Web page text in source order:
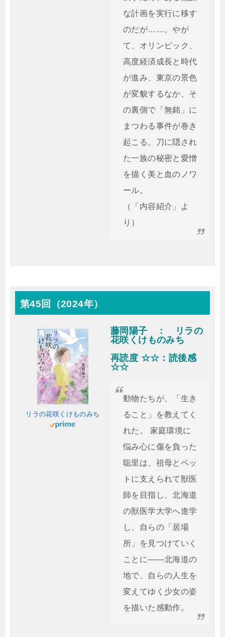
な計画を実行に移す
のだが……。やが
て、オリンピック、
高度経済成長と時代
が進み、東京の景色
が変貌するなか、そ
の裏側で「無銘」に
まつわる事件が巻き
起こる。刀に隠され
た一族の秘密と愛憎
を描く美と血のノワ
ール。
（「内容紹介」よ
り）
第45回（2024年）
リラの花咲くけものみち
藤岡陽子 ： リラの
花咲くけものみち
再読度 ☆☆：読後感
☆☆
動物たちが、「生き
ること」を教えてく
れた。 家庭環境に
悩み心に傷を負った
聡里は、祖母とペッ
トに支えられて獣医
師を目指し、北海道
の獣医学大学へ進学
し、自らの「居場
所」を見つけていく
ことに――北海道の
地で、自らの人生を
変えてゆく少女の姿
を描いた感動作。